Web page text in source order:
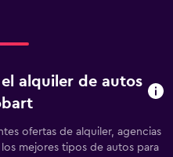
alquiler de autos
ofertas de alquiler, agencias
mejores tipos de autos para